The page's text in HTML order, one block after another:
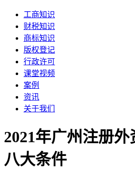
工商知识
财税知识
商标知识
版权登记
行政许可
课堂视频
案例
资讯
关于我们
2021年广州注册
八大条件